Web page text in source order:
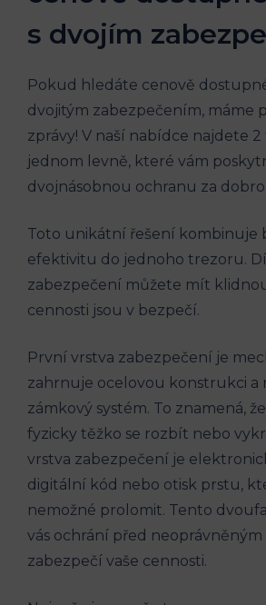
s dvojím
Pokud hledáte cenově
dvojitým zabezpečením, máme
zprávy! V naší nabídce najdete
jednom levně, které vám
dvojnásobnou ochranu za
Toto unikátní řešení kombinuje
efektivitu do jednoho trezoru.
zabezpečení můžete mít
cennosti jsou v bezpečí.
První vrstva zabezpečení je
zahrnuje ocelovou konstrukci a
zámkový systém. To znamená,
fyzicky těžko se rozbít nebo
vrstva zabezpečení je
digitální kód nebo otisk prstu,
nemožné prolomit. Tento
vás ochrání před
zabezpečí vaše cennosti.